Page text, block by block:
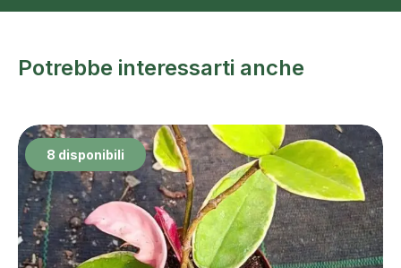
Potrebbe interessarti anche
8 disponibili